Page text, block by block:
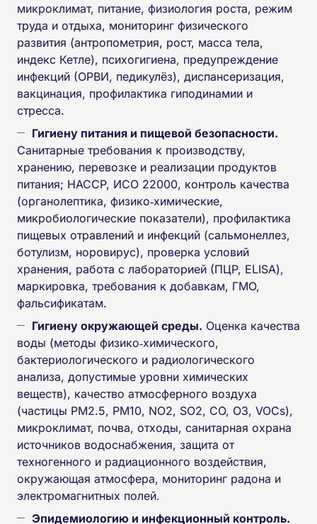
микроклимат, питание, физиология роста, режим
труда и отдыха, мониторинг физического
развития (антропометрия, рост, масса тела,
индекс Кетле), психогигиена, предупреждение
инфекций (ОРВИ, педикулёз), диспансеризация,
вакцинация, профилактика гиподинамии и
стресса.
Гигиену питания и пищевой безопасности.
Санитарные требования к производству,
хранению, перевозке и реализации продуктов
питания; HACCP, ИСО 22000, контроль качества
(органолептика, физико‑химические,
микробиологические показатели), профилактика
пищевых отравлений и инфекций (сальмонеллез,
ботулизм, норовирус), проверка условий
хранения, работа с лабораторией (ПЦР, ELISA),
маркировка, требования к добавкам, ГМО,
фальсификатам.
Гигиену окружающей среды. Оценка качества
воды (методы физико‑химического,
бактериологического и радиологического
анализа, допустимые уровни химических
веществ), качество атмосферного воздуха
(частицы PM2.5, PM10, NO2, SO2, CO, O3, VOCs),
микроклимат, почва, отходы, санитарная охрана
источников водоснабжения, защита от
техногенного и радиационного воздействия,
окружающая атмосфера, мониторинг радона и
электромагнитных полей.
Эпидемиологию и инфекционный контроль.